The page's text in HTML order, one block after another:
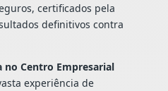
certificados pela
definitivos contra
no Centro Empresarial
experiência de